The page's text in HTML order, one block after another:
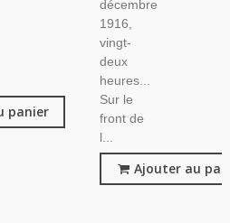
panier
décembre
1916,
vingt-
deux
heures...
Sur le
front de
l...
Ajouter au